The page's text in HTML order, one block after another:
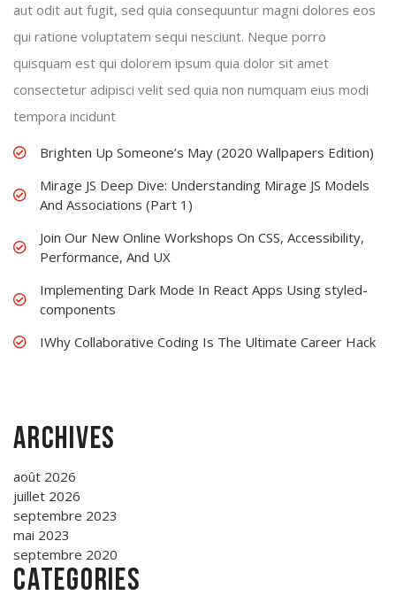
aut odit aut fugit, sed quia consequuntur magni dolores eos
qui ratione voluptatem sequi nesciunt. Neque porro
quisquam est qui dolorem ipsum quia dolor sit amet
consectetur adipisci velit sed quia non numquam eius modi
tempora incidunt
Brighten Up Someone’s May (2020 Wallpapers Edition)
Mirage JS Deep Dive: Understanding Mirage JS Models
And Associations (Part 1)
Join Our New Online Workshops On CSS, Accessibility,
Performance, And UX
Implementing Dark Mode In React Apps Using styled-
components
IWhy Collaborative Coding Is The Ultimate Career Hack
Archives
août 2026
juillet 2026
septembre 2023
mai 2023
septembre 2020
Categories